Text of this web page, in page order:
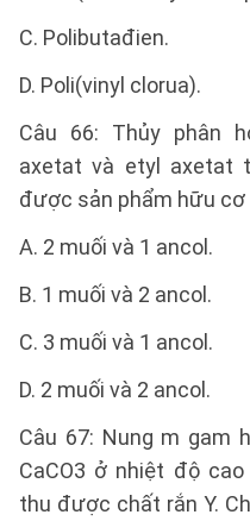
C. Polibutađien.
D. Poli(vinyl clorua).
Câu 66: Thủy phân
axetat và etyl axetat
được sản phẩm hữu cơ
A. 2 muối và 1 ancol.
B. 1 muối và 2 ancol.
C. 3 muối và 1 ancol.
D. 2 muối và 2 ancol.
Câu 67: Nung m gam
CaCO3 ở nhiệt độ
thu được chất rắn Y.